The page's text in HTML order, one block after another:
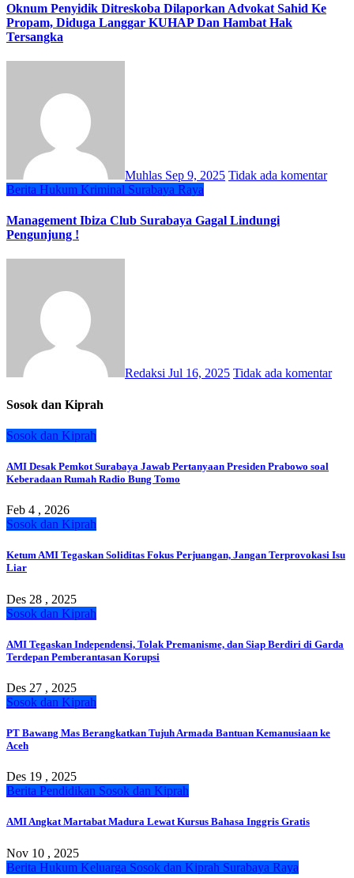
Oknum Penyidik Ditreskoba Dilaporkan Advokat Sahid Ke
Propam, Diduga Langgar KUHAP Dan Hambat Hak
Tersangka
Muhlas Sep 9, 2025 Tidak ada komentar
Berita Hukum Kriminal Surabaya Raya
Management Ibiza Club Surabaya Gagal Lindungi
Pengunjung !
Redaksi Jul 16, 2025 Tidak ada komentar
Sosok dan Kiprah
Sosok dan Kiprah
AMI Desak Pemkot Surabaya Jawab Pertanyaan Presiden Prabowo soal
Keberadaan Rumah Radio Bung Tomo
Feb 4 , 2026
Sosok dan Kiprah
Ketum AMI Tegaskan Soliditas Fokus Perjuangan, Jangan Terprovokasi Isu
Liar
Des 28 , 2025
Sosok dan Kiprah
AMI Tegaskan Independensi, Tolak Premanisme, dan Siap Berdiri di Garda
Terdepan Pemberantasan Korupsi
Des 27 , 2025
Sosok dan Kiprah
PT Bawang Mas Berangkatkan Tujuh Armada Bantuan Kemanusiaan ke
Aceh
Des 19 , 2025
Berita Pendidikan Sosok dan Kiprah
AMI Angkat Martabat Madura Lewat Kursus Bahasa Inggris Gratis
Nov 10 , 2025
Berita Hukum Keluarga Sosok dan Kiprah Surabaya Raya